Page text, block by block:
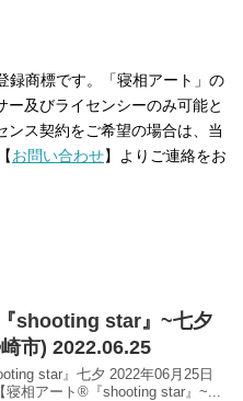
録商標です。「寝相アート」の
ー及びライセンシーのみ可能と
ンス契約をご希望の場合は、当
お問い合わせ】よりご連絡をお
shooting star』~七夕
市) 2022.06.25
star』七夕 2022年06月25日
寝相アート®︎『shooting star』~...